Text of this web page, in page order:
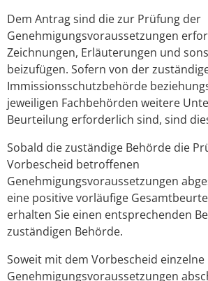
Dem Antrag sind die zur Prüfung der
Genehmigungsvoraussetzungen
Zeichnungen, Erläuterungen und
beizufügen. Sofern von der
Immissionsschutzbehörde
jeweiligen Fachbehörden weitere
Beurteilung erforderlich sind, sind
Sobald die zuständige Behörde die
Vorbescheid betroffenen
Genehmigungsvoraussetzungen
eine positive vorläufige
erhalten Sie einen entsprechenden
zuständigen Behörde.
Soweit mit dem Vorbescheid einzelne
Genehmigungsvoraussetzungen